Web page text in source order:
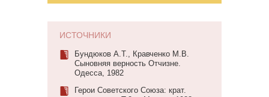
ИСТОЧНИКИ
Бундюков А.Т., Кравченко М.В.
Сыновняя верность Отчизне.
Одесса, 1982
Герои Советского Союза: крат.